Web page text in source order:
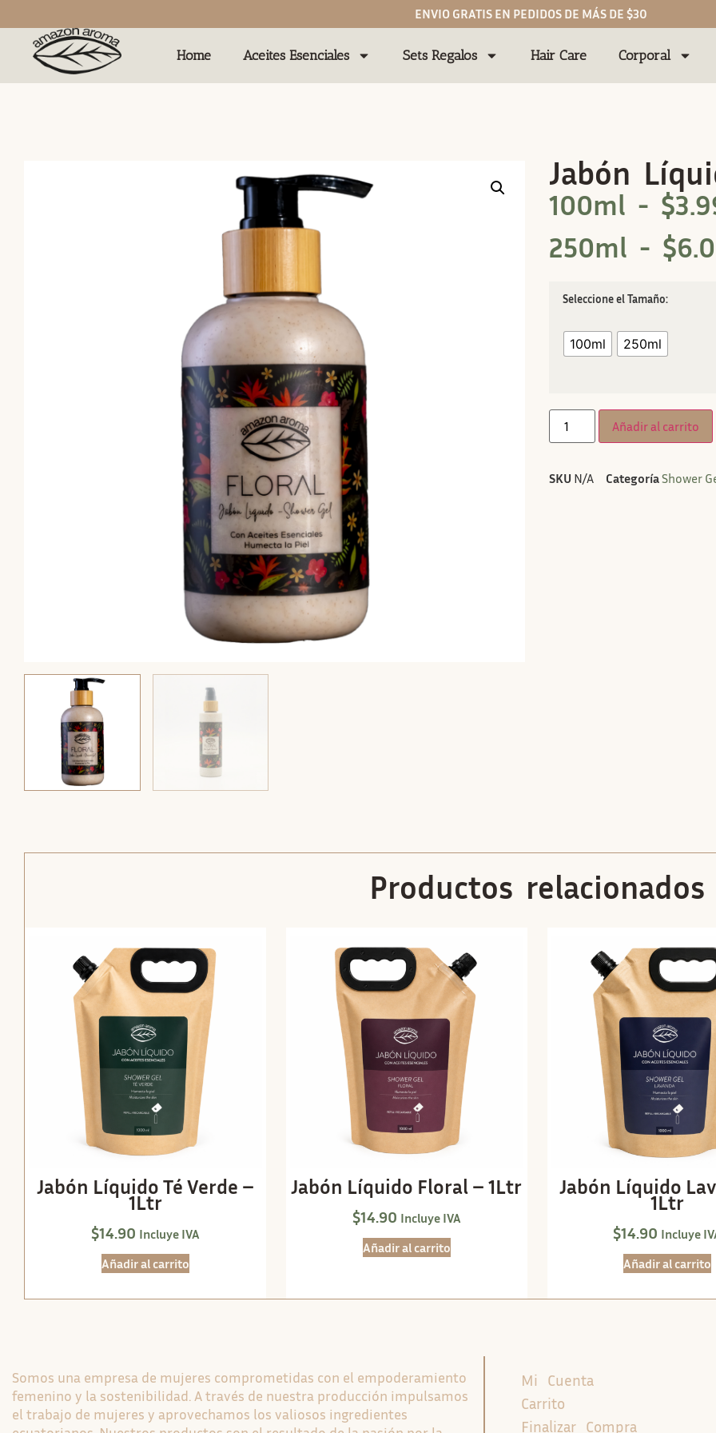
ENVIO GRATIS EN PEDIDOS DE MÁS DE $30
Home Aceites Esenciales Sets Regalos Hair Care Corporal
Jabón
100ml - $
250ml - $
Tamaño
100ml 250ml
Añadir al carrito
SKU N/A CategoríaShower
Productos relacionados
Jabón Líquido Té Verde –
1Ltr
$14.90 Incluye IVA
Añadir al carrito
Jabón Líquido Floral – 1Ltr
$14.90 Incluye IVA
Añadir al carrito
Jabón Líquido
1Ltr
$14.90 Incluye
Añadir al carrito
Somos una empresa de mujeres comprometidas con el empoderamiento
femenino y la sostenibilidad. A través de nuestra producción impulsamos
el trabajo de mujeres y aprovechamos los valiosos ingredientes
Mi Cuenta
Carrito
Finalizar Compra